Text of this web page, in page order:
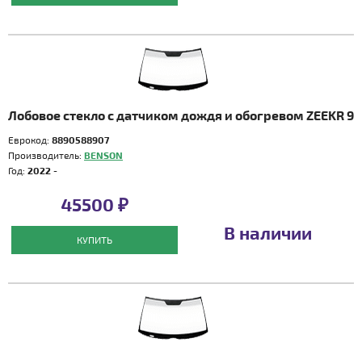
Лобовое стекло с датчиком дождя и обогревом ZEEKR 9
Еврокод: 8890588907
Производитель: BENSON
Год: 2022 -
45500 ₽
КУПИТЬ В наличии